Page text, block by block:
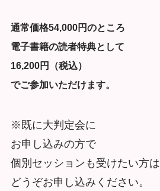
通常価格54,000円のところ
電子書籍の読者特典として
16,200円（税込）
でご参加いただけます。
※既に大判定会に
お申し込みの方で
個別セッションも受けたい方は
どうぞお申し込みください。